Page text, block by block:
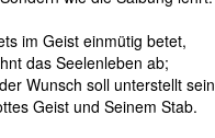
im Geist einmütig betet,
das Seelenleben ab;
Wunsch soll unterstellt sein
Geist und Seinem Stab.